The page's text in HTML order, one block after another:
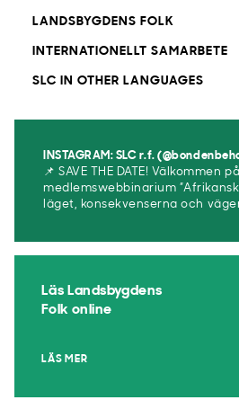
LANDSBYGDENS FOLK
INTERNATIONELLT SAMARBETE
SLC IN OTHER LANGUAGES
INSTAGRAM: SLC r.f.
📌 SAVE THE DATE! Välkommen
medlemswebbinarium
läget, konsekvenserna och
Läs Landsbygdens
Folk online
LÄS MER